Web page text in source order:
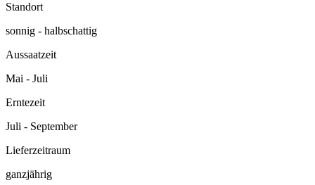
Standort
sonnig - halbschattig
Aussaatzeit
Mai - Juli
Erntezeit
Juli - September
Lieferzeitraum
ganzjährig